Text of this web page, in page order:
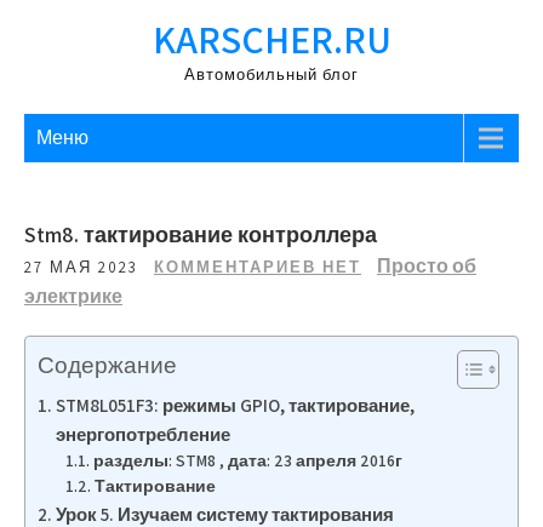
KARSCHER.RU
Автомобильный блог
Меню
Stm8. тактирование контроллера
27 МАЯ 2023 КОММЕНТАРИЕВ НЕТ
Просто об
электрике
Содержание
STM8L051F3: режимы GPIO, тактирование,
энергопотребление
разделы: STM8 , дата: 23 апреля 2016г
Тактирование
Урок 5. Изучаем систему тактирования